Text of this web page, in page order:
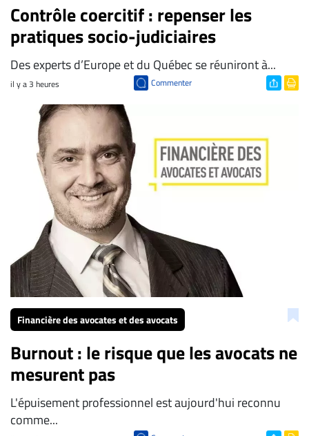
Contrôle coercitif : repenser les
pratiques socio-judiciaires
Des experts d’Europe et du Québec se réuniront à...
il y a 3 heures Commenter
Financière des avocates et des avocats
Burnout : le risque que les avocats ne
mesurent pas
L'épuisement professionnel est aujourd'hui reconnu
comme...